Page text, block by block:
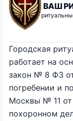
ВАШ
Городская
работает на
закон № 8 ФЗ
погребении и
Москвы № 11 от
похоронном